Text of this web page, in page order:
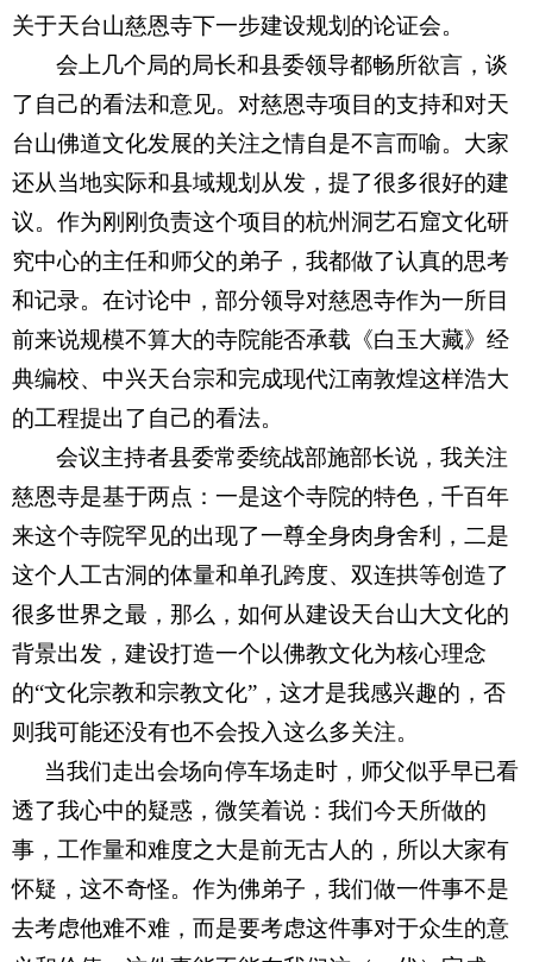
关于天台山慈恩寺下一步建设规划的论证会。
会上几个局的局长和县委领导都畅所欲言，谈
了自己的看法和意见。对慈恩寺项目的支持和对天
台山佛道文化发展的关注之情自是不言而喻。大家
还从当地实际和县域规划从发，提了很多很好的建
议。作为刚刚负责这个项目的杭州洞艺石窟文化研
究中心的主任和师父的弟子，我都做了认真的思考
和记录。在讨论中，部分领导对慈恩寺作为一所目
前来说规模不算大的寺院能否承载《白玉大藏》经
典编校、中兴天台宗和完成现代江南敦煌这样浩大
的工程提出了自己的看法。
会议主持者县委常委统战部施部长说，我关注
慈恩寺是基于两点：一是这个寺院的特色，千百年
来这个寺院罕见的出现了一尊全身肉身舍利，二是
这个人工古洞的体量和单孔跨度、双连拱等创造了
很多世界之最，那么，如何从建设天台山大文化的
背景出发，建设打造一个以佛教文化为核心理念
的“文化宗教和宗教文化”，这才是我感兴趣的，否
则我可能还没有也不会投入这么多关注。
当我们走出会场向停车场走时，师父似乎早已看
透了我心中的疑惑，微笑着说：我们今天所做的
事，工作量和难度之大是前无古人的，所以大家有
怀疑，这不奇怪。作为佛弟子，我们做一件事不是
去考虑他难不难，而是要考虑这件事对于众生的意